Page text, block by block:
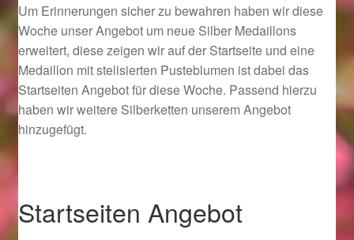
Geschenkideen für Weihnachten 2022
Geschenkideen für Weihnachten 2023
Geschenkideen für Weihnachten 2024
Geschenkideen für Weihnachten 2025
Halloween Schmuck online kaufen 2015
Halloween Schmuck online kaufen 2016
Um Erinnerungen sicher zu bewahren haben wir diese
Woche unser Angebot um neue Silber Medaillons
erweitert, diese zeigen wir auf der Startseite und eine
Medaillon mit stelisierten Pusteblumen ist dabei das
Startseiten Angebot für diese Woche. Passend hierzu
haben wir weitere Silberketten unserem Angebot
hinzugefügt.
Startseiten Angebot